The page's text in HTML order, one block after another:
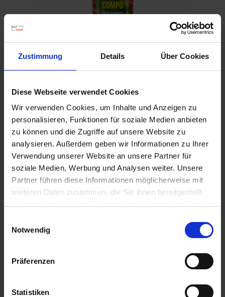
Zustimmung Details Über Cookies
Diese Webseite verwendet Cookies
Wir verwenden Cookies, um Inhalte und Anzeigen zu
personalisieren, Funktionen für soziale Medien anbieten
zu können und die Zugriffe auf unsere Website zu
analysieren. Außerdem geben wir Informationen zu Ihrer
Verwendung unserer Website an unsere Partner für
soziale Medien, Werbung und Analysen weiter. Unsere
Partner führen diese Informationen möglicherweise mit
weiteren Daten zusammen, die Sie ihnen bereitgestellt
Notwendig
Präferenzen
Statistiken
Geraniendünger 1,3 l
Artikel-Nr.: 7000132-01